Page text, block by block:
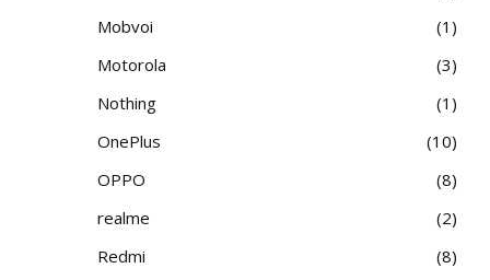
Mobvoi
1
Motorola
3
Nothing
1
OnePlus
10
OPPO
8
realme
2
Redmi
8